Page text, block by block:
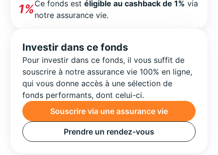
1%Ce fonds estéligible au cashback de 1% via
notre assurance vie.
Investir dans ce fonds
Pour investir dans ce fonds, il vous suffit de
souscrire à notre assurance vie 100% en ligne,
qui vous donne accès à une sélection de
fonds performants, dont celui-ci.
Souscrire via une assurance vie
Prendre un rendez-vous